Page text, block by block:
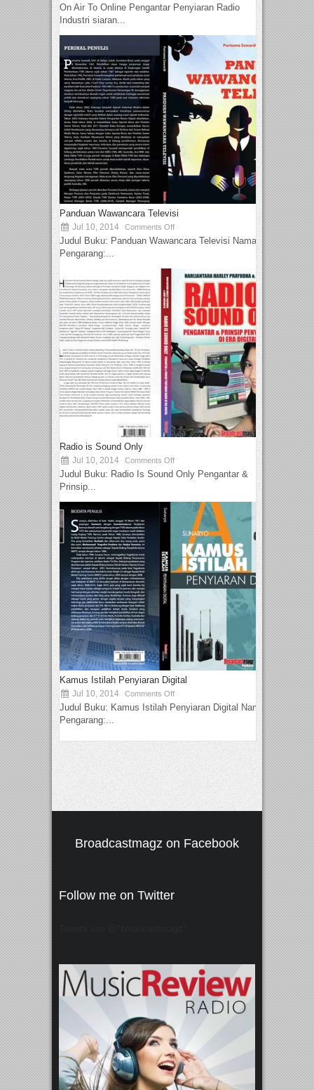
On Air To Online Pengantar Penyiaran Radio
Industri siaran...
Panduan Wawancara Televisi
Jul 10, 2014 Comments Off
Judul Buku: Panduan Wawancara Televisi Nama
Pengarang:...
Radio is Sound Only
Jul 10, 2014 Comments Off
Judul Buku: Radio Is Sound Only Pengantar &
Prinsip...
Kamus Istilah Penyiaran Digital
Jul 10, 2014 Comments Off
Judul Buku: Kamus Istilah Penyiaran Digital Nama
Pengarang:...
Broadcastmagz on Facebook
Follow me on Twitter